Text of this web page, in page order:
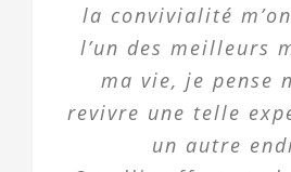
la convivialité
l’un des meilleurs
ma vie, je pense
revivre une telle
un autre